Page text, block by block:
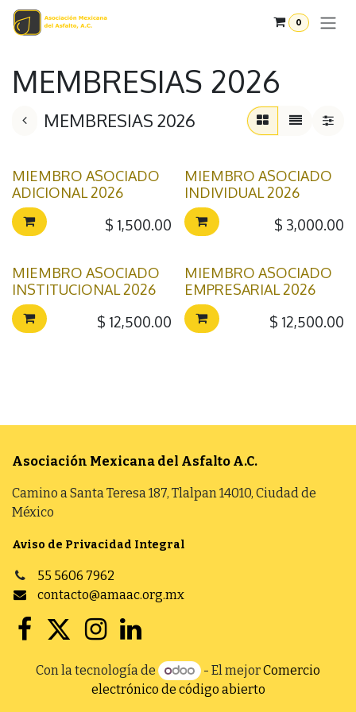
Ir al contenido
0
MEMBRESIAS 2026
MEMBRESIAS 2026
MIEMBRO ASOCIADO
ADICIONAL 2026
$ 1,500.00
MIEMBRO ASOCIADO
INDIVIDUAL 2026
$ 3,000.00
MIEMBRO ASOCIADO
INSTITUCIONAL 2026
$ 12,500.00
MIEMBRO ASOCIADO
EMPRESARIAL 2026
$ 12,500.00
Asociación Mexicana del Asfalto A.C.
Camino a Santa Teresa 187, Tlalpan 14010, Ciudad de
México
Aviso de Privacidad Integral
55 5606 7962
contacto@amaac.org.mx
Con la tecnología de - El mejorComercio
electrónico de código abierto